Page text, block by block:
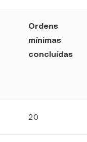
Ordens
mínimas
concluídas
20